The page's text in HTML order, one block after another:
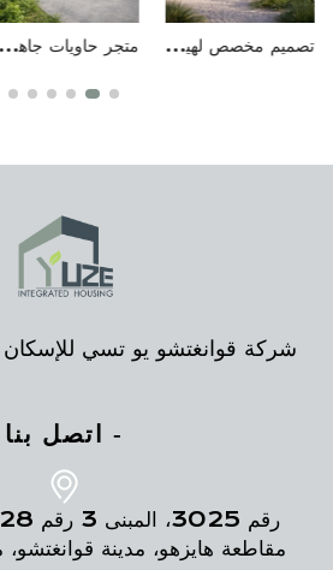
متجر حاويات جاهز للوجبات السريعة، حانة أنيقة متنقلة مصنوعة من حاويات الشحن الفولاذية كافيه تجاري خارجي جاهز على شكل حاوية بتصميم وحداتي، مع مقاعد خارجية وتراس على السطح
شركة قوانغتشو يو تسي للإسكان
- اتصل بنا
مقاطعة هايزهو، مدينة